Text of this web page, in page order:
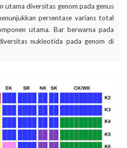
utama diversitas genom pada genus
persentase varians total
utama. Bar berwarna pada
nukleotida pada genom di